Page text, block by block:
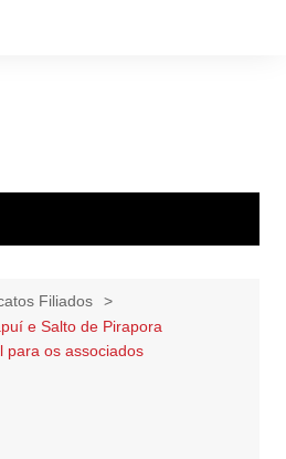
Filiados
e Salto de Pirapora
para os associados